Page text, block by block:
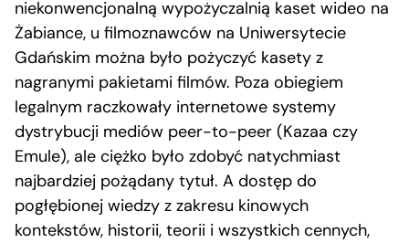
niekonwencjonalną wypożyczalnią kaset wideo na
Żabiance, u filmoznawców na Uniwersytecie
Gdańskim można było pożyczyć kasety z
nagranymi pakietami filmów. Poza obiegiem
legalnym raczkowały internetowe systemy
dystrybucji mediów peer-to-peer (Kazaa czy
Emule), ale ciężko było zdobyć natychmiast
najbardziej pożądany tytuł. A dostęp do
pogłębionej wiedzy z zakresu kinowych
kontekstów, historii, teorii i wszystkich cennych,